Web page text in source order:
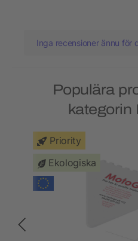
Inga recensioner ännu för
Populära
kategorin
Priority
Ekologiska